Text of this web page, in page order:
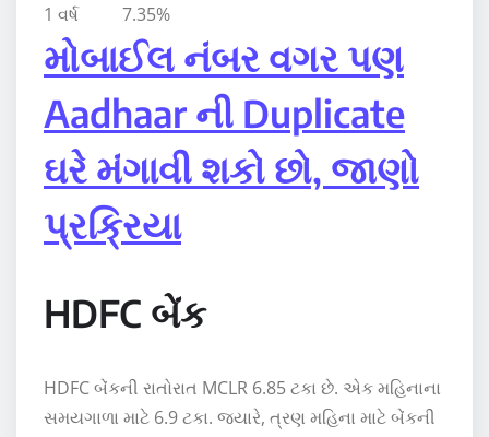
1 વર્ષ 7.35%
મોબાઈલ નંબર વગર પણ
Aadhaar ની Duplicate
ઘરે મંગાવી શકો છો, જાણો
પ્રક્રિયા
HDFC બેંક
HDFC બેંકની રાતોરાત MCLR 6.85 ટકા છે. એક મહિનાના
સમયગાળા માટે 6.9 ટકા. જ્યારે, ત્રણ મહિના માટે બેંકની